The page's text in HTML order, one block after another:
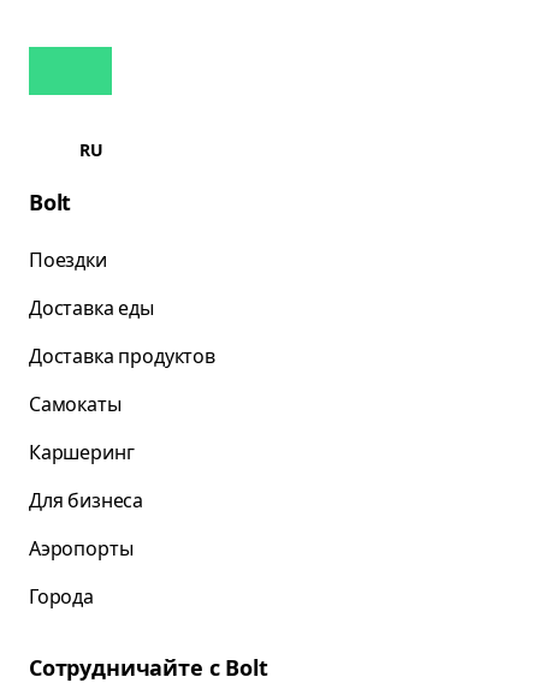
RU
Bolt
Поездки
Доставка еды
Доставка продуктов
Самокаты
Каршеринг
Для бизнеса
Аэропорты
Города
Сотрудничайте с Bolt